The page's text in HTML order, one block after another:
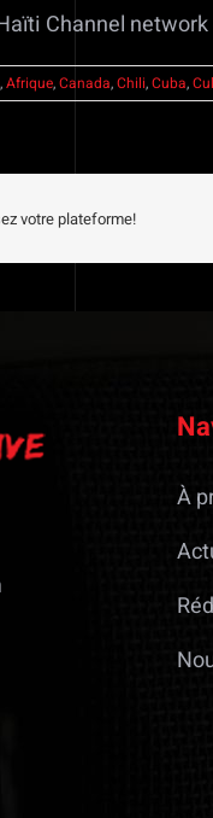
Channel network
,Afrique,Canada,Chili,Cuba,
votre plateforme!
À